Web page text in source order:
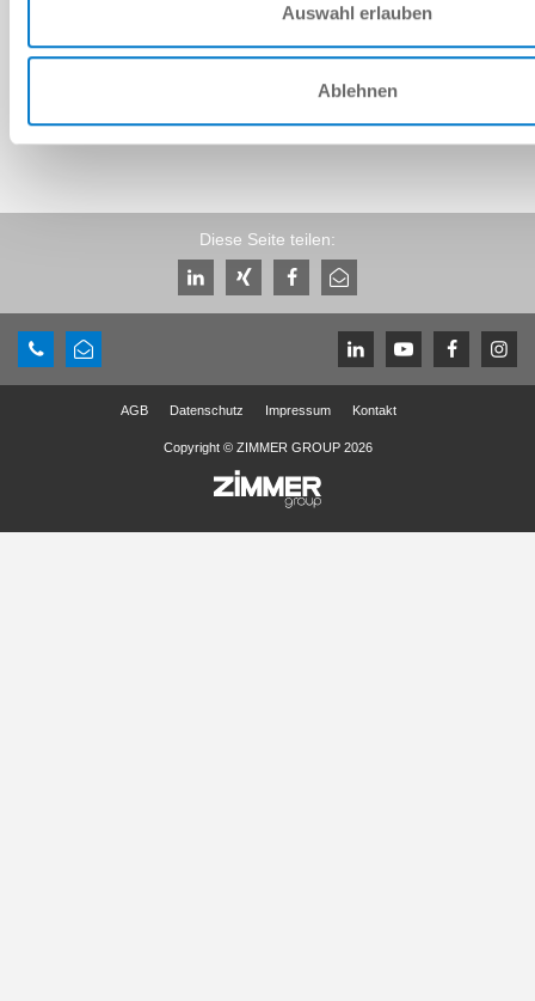
Auswahl erlauben
Ablehnen
Herunterladen
Diese Seite teilen:
AGB Datenschutz Impressum Kontakt
Copyright © ZIMMER GROUP 2026